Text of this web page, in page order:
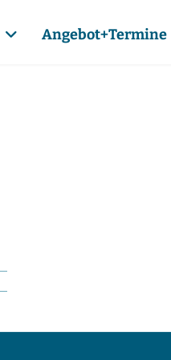
Angebot+Termine